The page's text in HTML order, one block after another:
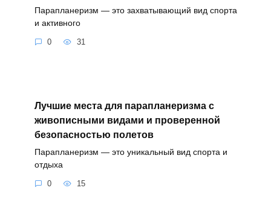
Парапланеризм — это захватывающий вид спорта
и активного
0 31
Лучшие места для парапланеризма с
живописными видами и проверенной
безопасностью полетов
Парапланеризм — это уникальный вид спорта и
отдыха
0 15